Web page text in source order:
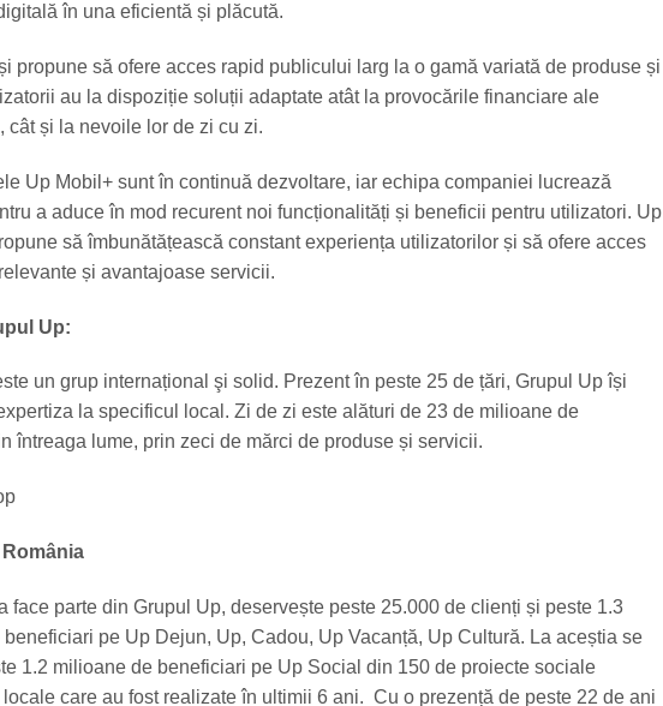
în una eficientă și plăcută.
propune să ofere acces rapid publicului larg la o gamă variată de produse și
au la dispoziție soluții adaptate atât la provocările financiare ale
cât și la nevoile lor de zi cu zi.
Up Mobil+ sunt în continuă dezvoltare, iar echipa companiei lucrează
a aduce în mod recurent noi funcționalități și beneficii pentru utilizatori. Up
să îmbunătățească constant experiența utilizatorilor și să ofere acces
și avantajoase servicii.
Up:
un grup internațional şi solid. Prezent în peste 25 de țări, Grupul Up își
la specificul local. Zi de zi este alături de 23 de milioane de
întreaga lume, prin zeci de mărci de produse și servicii.
face parte din Grupul Up, deservește peste 25.000 de clienți și peste 1.3
pe Up Dejun, Up, Cadou, Up Vacanță, Up Cultură. La aceștia se
1.2 milioane de beneficiari pe Up Social din 150 de proiecte sociale
care au fost realizate în ultimii 6 ani. Cu o prezență de peste 22 de ani